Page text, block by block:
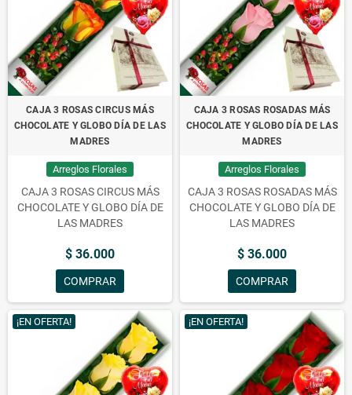
CAJA 3 ROSAS CIRCUS MÁS
CHOCOLATE Y GLOBO DÍA DE LAS
MADRES
Arreglos Florales
CAJA 3 ROSAS CIRCUS MÁS
CHOCOLATE Y GLOBO DÍA DE
LAS MADRES
$ 36.000
COMPRAR
CAJA 3 ROSAS ROSADAS MÁS
CHOCOLATE Y GLOBO DÍA DE LAS
MADRES
Arreglos Florales
CAJA 3 ROSAS ROSADAS MÁS
CHOCOLATE Y GLOBO DÍA DE
LAS MADRES
$ 36.000
COMPRAR
¡EN OFERTA! ¡EN OFERTA!